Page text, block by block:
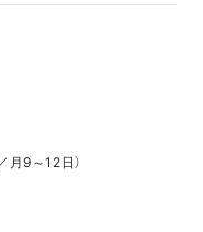
9～12日）